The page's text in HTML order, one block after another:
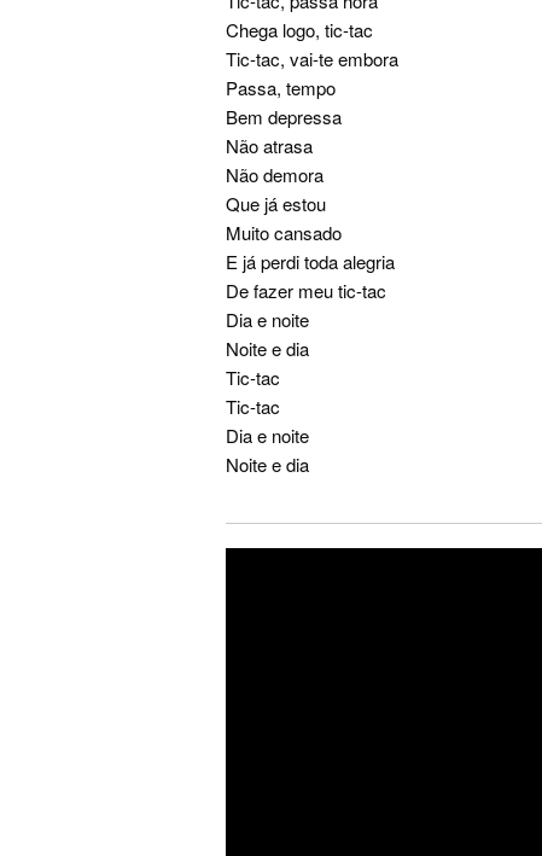
Chega logo, tic-tac
Tic-tac, vai-te embora
Passa, tempo
Bem depressa
Não atrasa
Não demora
Que já estou
Muito cansado
E já perdi toda alegria
De fazer meu tic-tac
Dia e noite
Noite e dia
Tic-tac
Tic-tac
Dia e noite
Noite e dia